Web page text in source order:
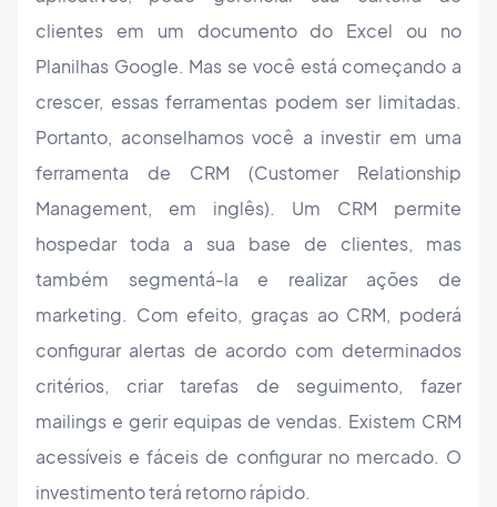
clientes em um documento do Excel ou no
Planilhas Google. Mas se você está começando a
crescer, essas ferramentas podem ser limitadas.
Portanto, aconselhamos você a investir em uma
ferramenta de CRM (Customer Relationship
Management, em inglês). Um CRM permite
hospedar toda a sua base de clientes, mas
também segmentá-la e realizar ações de
marketing. Com efeito, graças ao CRM, poderá
configurar alertas de acordo com determinados
critérios, criar tarefas de seguimento, fazer
mailings e gerir equipas de vendas. Existem CRM
acessíveis e fáceis de configurar no mercado. O
investimento terá retorno rápido.